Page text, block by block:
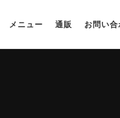
メニュー 通販 お問い合